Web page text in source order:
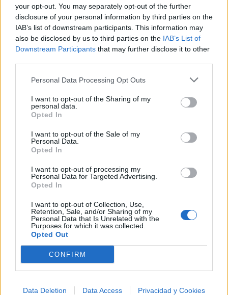
your opt-out. You may separately opt-out of the further
disclosure of your personal information by third parties on the
IAB’s list of downstream participants. This information may
also be disclosed by us to third parties on the IAB’s List of
Downstream Participants that may further disclose it to other
Personal Data Processing Opt Outs
I want to opt-out of the Sharing of my
personal data.
Opted In
I want to opt-out of the Sale of my
Personal Data.
Opted In
I want to opt-out of processing my
Personal Data for Targeted Advertising.
Opted In
I want to opt-out of Collection, Use,
Retention, Sale, and/or Sharing of my
Personal Data that Is Unrelated with the
Purposes for which it was collected.
Opted Out
CONFIRM
Data Deletion Data Access Privacidad y Cookies
Ranking de MØ
MØno está entre los 500 artistas más apoyados y
visitados de esta semana, su mejor puesto ha sido
el348ºen mayo de 2024.
¿Apoyar a MØ?
0 0
Ranking de MØ TOP Música